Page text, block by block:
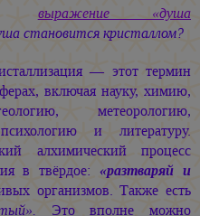
выражение «душа
становится кристаллом?
— этот термин
включая науку, химию,
метеорологию,
и литературу.
алхимический процесс
в твёрдое:«разтваряй и
организмов. Также есть
Это вполне можно